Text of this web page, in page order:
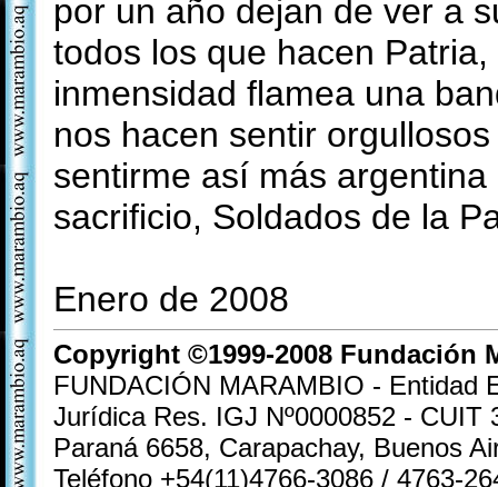
por un año dejan de ver a
todos los que hacen
inmensidad flamea una
nos hacen sentir
sentirme así más
sacrificio, Soldados de la
Enero de 2008
Copyright ©1999-2008 Fundación
FUNDACIÓN MARAMBIO - Entidad
Jurídica Res. IGJ Nº0000852 - CUIT
Paraná 6658, Carapachay, Buenos
Teléfono +54(11)4766-3086 / 4763-